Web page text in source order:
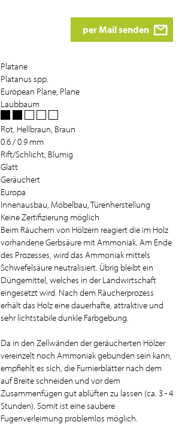
per Mail senden
Platane
Platanus spp.
European Plane, Plane
Laubbaum
Rot, Hellbraun, Braun
0.6 / 0.9 mm
Rift/Schlicht, Blumig
Glatt
Geräuchert
Europa
Innenausbau, Möbelbau, Türenherstellung
Keine Zertifizierung möglich
Beim Räuchern von Hölzern reagiert die im Holz
vorhandene Gerbsäure mit Ammoniak. Am Ende
des Prozesses, wird das Ammoniak mittels
Schwefelsäure neutralisiert. Übrig bleibt ein
Düngemittel, welches in der Landwirtschaft
eingesetzt wird. Nach dem Räucherprozess
erhält das Holz eine dauerhafte, attraktive und
sehr lichtstabile dunkle Farbgebung.
Da in den Zellwänden der geräucherten Hölzer
vereinzelt noch Ammoniak gebunden sein kann,
empfiehlt es sich, die Furnierblätter nach dem
auf Breite schneiden und vor dem
Zusammenfügen gut ablüften zu lassen (ca. 3 - 4
Stunden). Somit ist eine saubere
Fugenverleimung problemlos möglich.